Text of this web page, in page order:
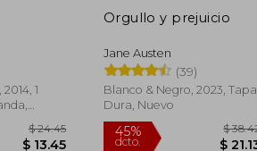
1
Orgullo y prejuicio
Jane Austen
(39)
Blanco & Negro, 2023, Tapa
Dura, Nuevo